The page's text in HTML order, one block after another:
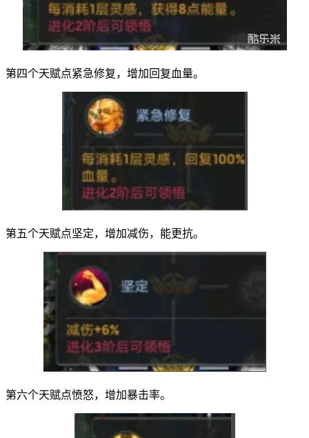
第四个天赋点紧急修复，增加回复血量。
第五个天赋点坚定，增加减伤，能更抗。
第六个天赋点愤怒，增加暴击率。